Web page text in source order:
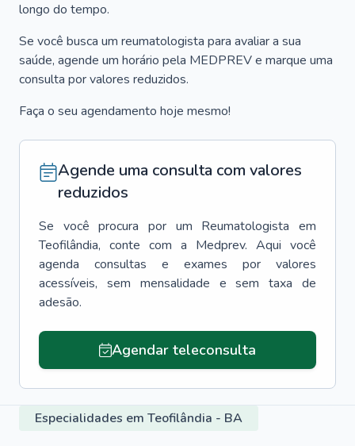
longo do tempo.
Se você busca um reumatologista para avaliar a sua
saúde, agende um horário pela MEDPREV e marque uma
consulta por valores reduzidos.
Faça o seu agendamento hoje mesmo!
Agende uma consulta com valores
reduzidos
Se você procura por um Reumatologista em
Teofilândia, conte com a Medprev. Aqui você
agenda consultas e exames por valores
acessíveis, sem mensalidade e sem taxa de
adesão.
Agendar teleconsulta
Especialidades em Teofilândia - BA